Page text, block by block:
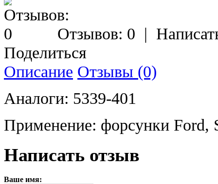
Отзывов: 0 |
Поделиться
Описание Отзывы (0)
Аналоги: 5339-401
Применение: форсунки Ford,
Написать отзыв
Ваше имя: